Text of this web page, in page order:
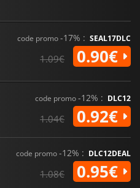
code promo-17% : SEAL17DLC
1.09€ 0.90€
code promo-12% : DLC12
1.04€ 0.92€
code promo-12% : DLC12DEAL
1.08€ 0.95€